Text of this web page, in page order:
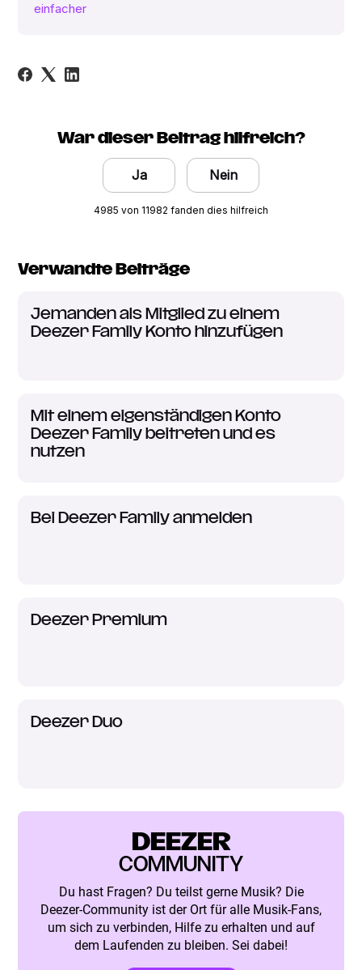
einfacher
War dieser Beitrag hilfreich?
Ja Nein
4985 von 11982 fanden dies hilfreich
Verwandte Beiträge
Jemanden als Mitglied zu einem
Deezer Family Konto hinzufügen
Mit einem eigenständigen Konto
Deezer Family beitreten und es
nutzen
Bei Deezer Family anmelden
Deezer Premium
Deezer Duo
DEEZER
COMMUNITY
Du hast Fragen? Du teilst gerne Musik? Die
Deezer-Community ist der Ort für alle Musik-Fans,
um sich zu verbinden, Hilfe zu erhalten und auf
dem Laufenden zu bleiben. Sei dabei!